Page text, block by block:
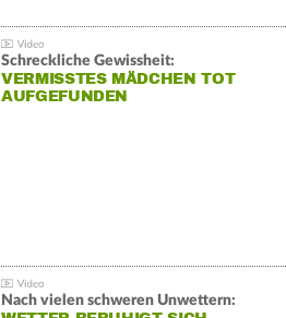
Schreckliche Gewissheit:
VERMISSTES MÄDCHEN TOT
AUFGEFUNDEN
Nach vielen schweren Unwettern: